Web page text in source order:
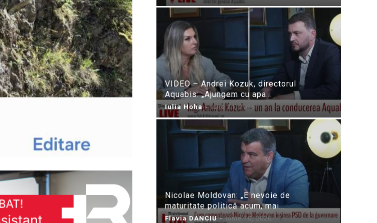
VIDEO – Andrei Kozuk, directorul
Aquabis: „Ajungem cu apa...
Iulia Hoha - iulie 21, 2026
Nicolae Moldovan: „E nevoie de
maturitate politică acum, mai...
Flavia DANCIU - iunie 10, 2026